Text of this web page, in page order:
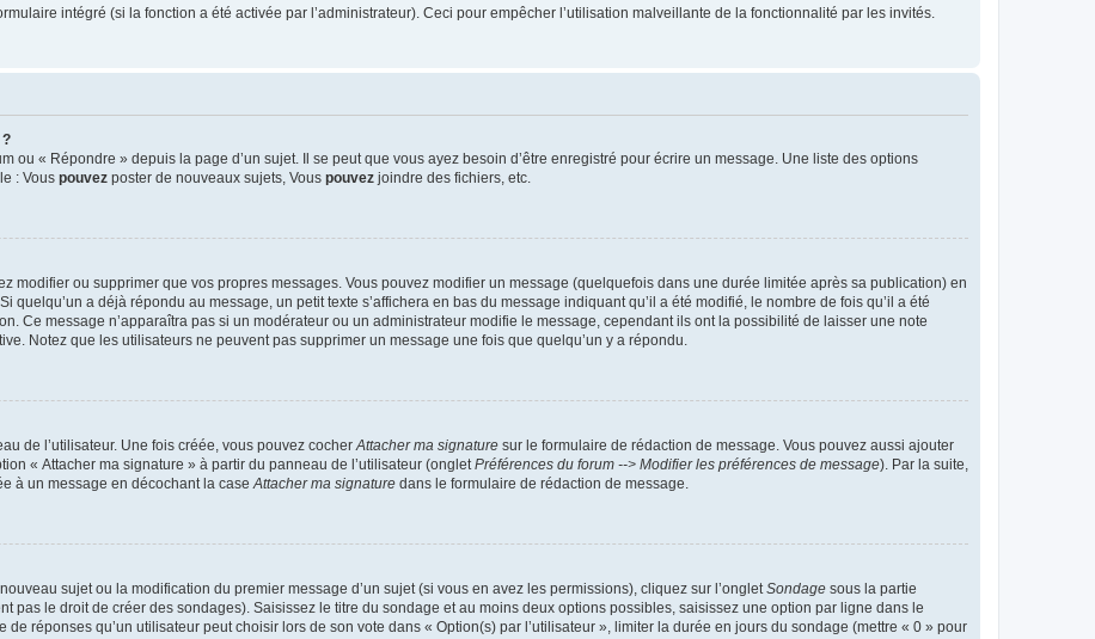
intégré (si la fonction a été activée par l’administrateur). Ceci pour empêcher l’utilisation malveillante de la fonctionnalité par les invités.
ou « Répondre » depuis la page d’un sujet. Il se peut que vous ayez besoin d’être enregistré pour écrire un message. Une liste des options
: Vous pouvez poster de nouveaux sujets, Vous pouvez joindre des fichiers, etc.
modifier ou supprimer que vos propres messages. Vous pouvez modifier un message (quelquefois dans une durée limitée après sa publication) en
quelqu’un a déjà répondu au message, un petit texte s’affichera en bas du message indiquant qu’il a été modifié, le nombre de fois qu’il a été
Ce message n’apparaîtra pas si un modérateur ou un administrateur modifie le message, cependant ils ont la possibilité de laisser une note
Notez que les utilisateurs ne peuvent pas supprimer un message une fois que quelqu’un y a répondu.
de l’utilisateur. Une fois créée, vous pouvez cocherAttacher ma signature sur le formulaire de rédaction de message. Vous pouvez aussi ajouter
« Attacher ma signature » à partir du panneau de l’utilisateur (ongletPréférences du forum --> Modifier les préférences de message). Par la suite,
à un message en décochant la caseAttacher ma signature dans le formulaire de rédaction de message.
sujet ou la modification du premier message d’un sujet (si vous en avez les permissions), cliquez sur l’ongletSondage sous la partie
pas le droit de créer des sondages). Saisissez le titre du sondage et au moins deux options possibles, saisissez une option par ligne dans le
réponses qu’un utilisateur peut choisir lors de son vote dans « Option(s) par l’utilisateur », limiter la durée en jours du sondage (mettre « 0 » pour